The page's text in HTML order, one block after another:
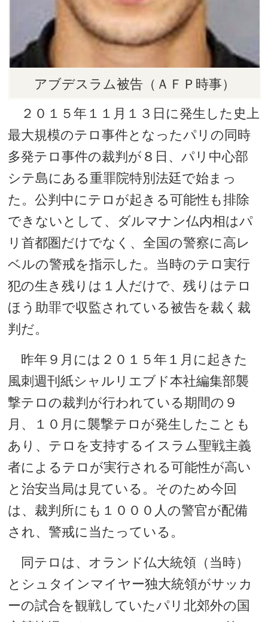
アブデスラム被告（ＡＦＰ時事）
２０１５年１１月１３日に発生した史上
最大規模のテロ事件となったパリの同時
多発テロ事件の裁判が８日、パリ中心部
シテ島にある重罪院特別法廷で始まっ
た。公判中にテロが起きる可能性も排除
できないとして、ダルマナン仏内相はパ
リ首都圏だけでなく、全国の警察に高レ
ベルの警戒を指示した。当時のテロ実行
犯の生き残りは１人だけで、残りはテロ
ほう助罪で収監されている被告を裁く裁
判だ。
昨年９月には２０１５年１月に起きた
風刺週刊紙シャルリエブド本社編集部襲
撃テロの裁判が行われている期間の９
月、１０月に襲撃テロが発生したことも
あり、テロを支持するイスラム聖戦主義
者によるテロが実行される可能性が高い
と治安当局は見ている。そのため今回
は、裁判所にも１０００人の警官が配備
され、警戒に当たっている。
同テロは、オランド仏大統領（当時）
とシュタインマイヤー独大統領がサッカ
ーの試合を観戦していたパリ北郊外の国